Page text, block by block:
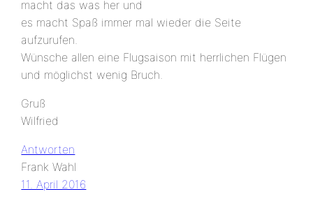
macht das was her und
es macht Spaß immer mal wieder die Seite
aufzurufen.
Wünsche allen eine Flugsaison mit herrlichen Flügen
und möglichst wenig Bruch.
Gruß
Wilfried
Antworten
Frank Wahl
11. April 2016